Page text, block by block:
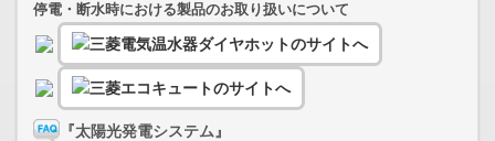
停電・断水時における製品のお取り扱いについて
『太陽光発電システム』